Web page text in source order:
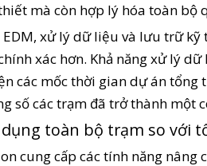
mà còn hợp lý hóa toàn bộ
xử lý dữ liệu và lưu trữ
xác hơn. Khả năng xử lý
các mốc thời gian dự án
số các trạm đã trở thành một
toàn bộ trạm so với
cung cấp các tính năng